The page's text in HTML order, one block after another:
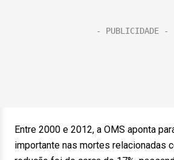
Entre 2000 e 2012, a OMS aponta
importante nas mortes relacionadas